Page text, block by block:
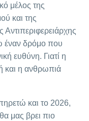
μέλος της
και της
έναν δρόμο που
ευθύνη. Γιατί η
και η ανθρωπιά
και το 2026,
μας βρει πιο